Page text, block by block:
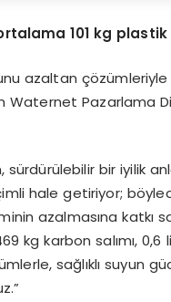
101 kg plastik
azaltan
Waternet Pazarlama
bir iyilik
hale getiriyor;
azalmasına katkı
kg karbon salımı,
sağlıklı suyun